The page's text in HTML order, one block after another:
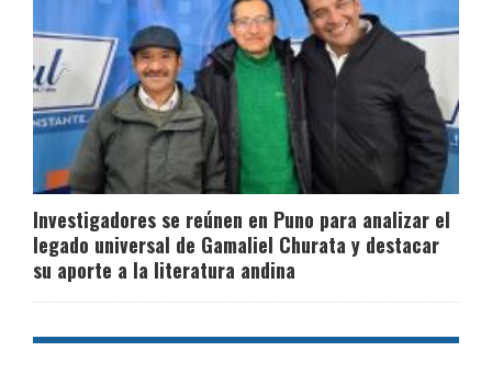
Investigadores se reúnen en Puno para analizar el
legado universal de Gamaliel Churata y destacar
su aporte a la literatura andina